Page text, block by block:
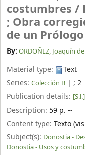
costumbres /
; Obra
de un
By: ORDOÑEZ, Joaquín de
Material type:
Text
Series: Colección B | ; 2
Publication details:
Description: 59 p. --
Content type: Texto
Subject(s): Donostia -
Donostia - Usos y